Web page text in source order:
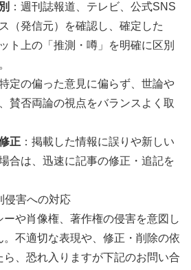
：週刊誌報道、テレビ、公式SNS
（発信元）を確認し、確定した
ト上の「推測・噂」を明確に区別
特定の偏った意見に偏らず、世論や
賛否両論の視点をバランスよく取
正 ：掲載した情報に誤りや新しい
合は、迅速に記事の修正・追記を
侵害への対応
や肖像権、著作権の侵害を意図し
不適切な表現や、修正・削除の依
、恐れ入りますが下記のお問い合